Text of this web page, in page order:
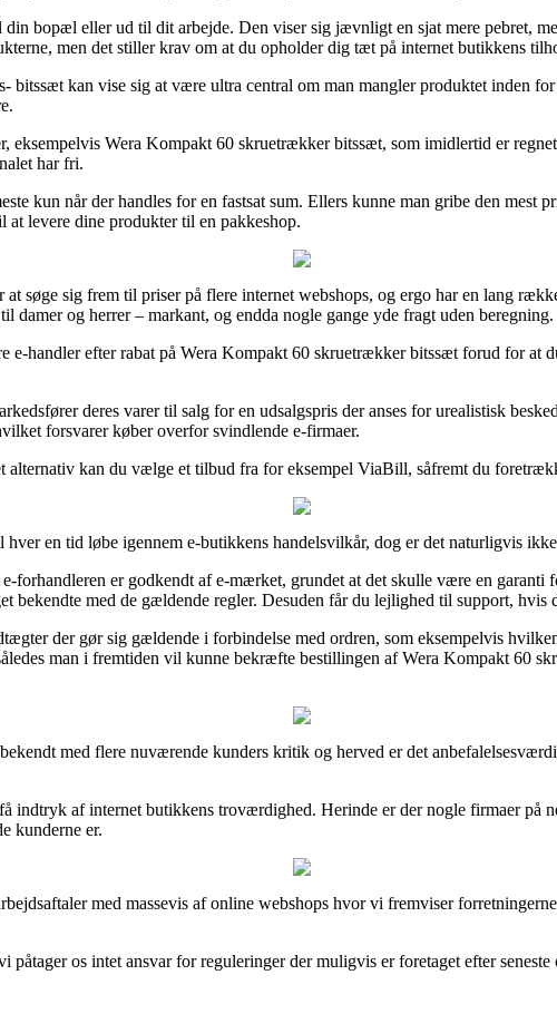
bopæl eller ud til dit arbejde. Den viser sig jævnligt en sjat mere pebret,
men det stiller krav om at du opholder dig tæt på internet butikkens
kan vise sig at være ultra central om man mangler produktet inden for
eksempelvis Wera Kompakt 60 skruetrækker bitssæt, som imidlertid er
har fri.
kun når der handles for en fastsat sum. Ellers kunne man gribe den
levere dine produkter til en pakkeshop.
søge sig frem til priser på flere internet webshops, og ergo har en lang
damer og herrer – markant, og endda nogle gange yde fragt uden beregning.
handler efter rabat på Wera Kompakt 60 skruetrækker bitssæt forud for at
deres varer til salg for en udsalgspris der anses for urealistisk
forsvarer køber overfor svindlende e-firmaer.
alternativ kan du vælge et tilbud fra for eksempel ViaBill, såfremt du
en tid løbe igennem e-butikkens handelsvilkår, dog er det naturligvis
er godkendt af e-mærket, grundet at det skulle være en garanti
bekendte med de gældende regler. Desuden får du lejlighed til support,
der gør sig gældende i forbindelse med ordren, som eksempelvis
man i fremtiden vil kunne bekræfte bestillingen af Wera Kompakt 60
med flere nuværende kunders kritik og herved er det
indtryk af internet butikkens troværdighed. Herinde er der nogle firmaer på
kunderne er.
med massevis af online webshops hvor vi fremviser
os intet ansvar for reguleringer der muligvis er foretaget efter seneste